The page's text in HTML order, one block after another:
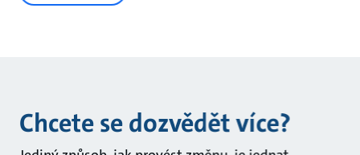
Chcete se dozvědět více?